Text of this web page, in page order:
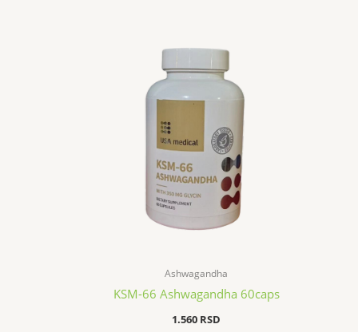
Ashwagandha
KSM-66 Ashwagandha 60caps
1.560 RSD